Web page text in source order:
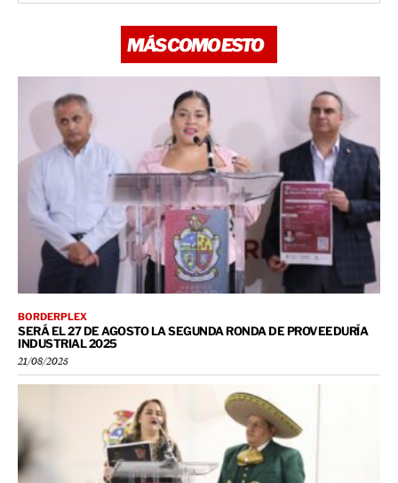
MÁS COMO ESTO
BORDERPLEX
SERÁ EL 27 DE AGOSTO LA SEGUNDA RONDA DE PROVEEDURÍA
INDUSTRIAL 2025
21/08/2025